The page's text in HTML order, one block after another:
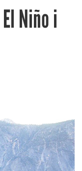
Niño i